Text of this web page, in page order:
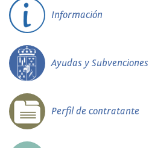
Información
Ayudas y Subvenciones
Perfil de contratante